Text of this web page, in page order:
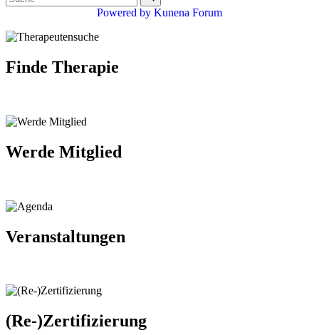
Powered by Kunena Forum
Finde Therapie
Werde Mitglied
Veranstaltungen
(Re-)Zertifizierung